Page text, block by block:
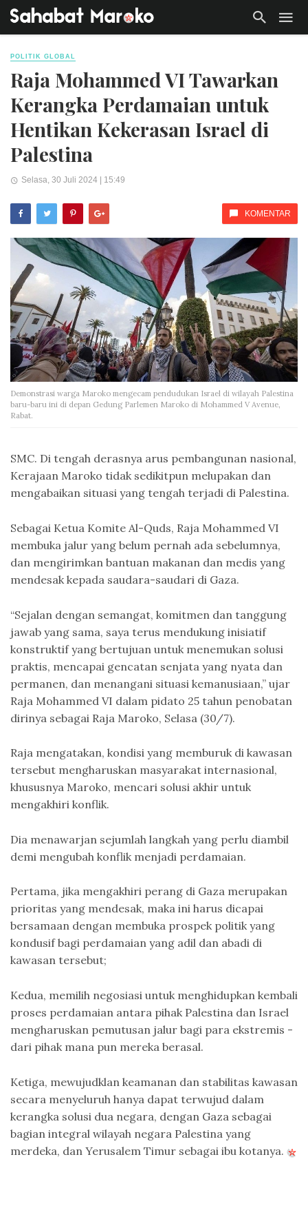
POLITIK GLOBAL
Raja Mohammed VI Tawarkan
Kerangka Perdamaian untuk
Hentikan Kekerasan Israel di
Palestina
Selasa, 30 Juli 2024 | 15:49
KOMENTAR
Demonstrasi warga Maroko mengecam pendudukan Israel di wilayah Palestina
baru-baru ini di depan Gedung Parlemen Maroko di Mohammed V Avenue,
Rabat.
SMC. Di tengah derasnya arus pembangunan nasional,
Kerajaan Maroko tidak sedikitpun melupakan dan
mengabaikan situasi yang tengah terjadi di Palestina.
Sebagai Ketua Komite Al-Quds, Raja Mohammed VI
membuka jalur yang belum pernah ada sebelumnya,
dan mengirimkan bantuan makanan dan medis yang
mendesak kepada saudara-saudari di Gaza.
“Sejalan dengan semangat, komitmen dan tanggung
jawab yang sama, saya terus mendukung inisiatif
konstruktif yang bertujuan untuk menemukan solusi
praktis, mencapai gencatan senjata yang nyata dan
permanen, dan menangani situasi kemanusiaan,” ujar
Raja Mohammed VI dalam pidato 25 tahun penobatan
dirinya sebagai Raja Maroko, Selasa (30/7).
Raja mengatakan, kondisi yang memburuk di kawasan
tersebut mengharuskan masyarakat internasional,
khususnya Maroko, mencari solusi akhir untuk
mengakhiri konflik.
Dia menawarjan sejumlah langkah yang perlu diambil
demi mengubah konflik menjadi perdamaian.
Pertama, jika mengakhiri perang di Gaza merupakan
prioritas yang mendesak, maka ini harus dicapai
bersamaan dengan membuka prospek politik yang
kondusif bagi perdamaian yang adil dan abadi di
kawasan tersebut;
Kedua, memilih negosiasi untuk menghidupkan kembali
proses perdamaian antara pihak Palestina dan Israel
mengharuskan pemutusan jalur bagi para ekstremis -
dari pihak mana pun mereka berasal.
Ketiga, mewujudklan keamanan dan stabilitas kawasan
secara menyeluruh hanya dapat terwujud dalam
kerangka solusi dua negara, dengan Gaza sebagai
bagian integral wilayah negara Palestina yang
merdeka, dan Yerusalem Timur sebagai ibu kotanya.